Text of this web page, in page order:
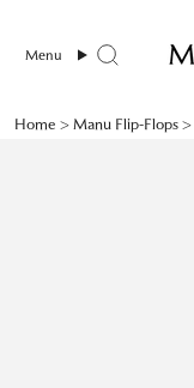
content
Menu
Home >Manu Flip-Flops>